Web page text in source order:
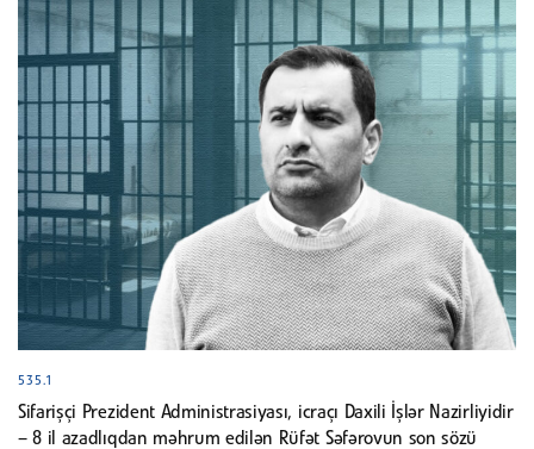
535.1
Sifarişçi Prezident Administrasiyası, icraçı Daxili İşlər Nazirliyidir
– 8 il azadlıqdan məhrum edilən Rüfət Səfərovun son sözü